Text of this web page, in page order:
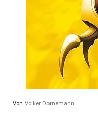
Von Volker Dornemann